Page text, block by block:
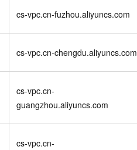
cs-vpc.cn-fuzhou.aliyuncs.com
cs-vpc.cn-chengdu.aliyuncs.com
cs-vpc.cn-
guangzhou.aliyuncs.com
cs-vpc.cn-